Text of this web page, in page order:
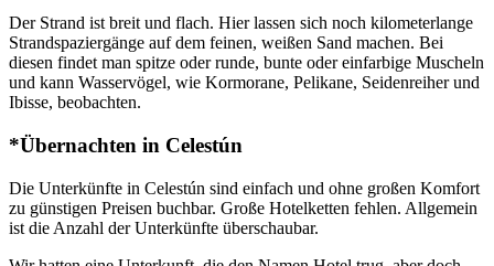
Der Strand ist breit und flach. Hier lassen sich noch kilometerlange
Strandspaziergänge auf dem feinen, weißen Sand machen. Bei
diesen findet man spitze oder runde, bunte oder einfarbige Muscheln
und kann Wasservögel, wie Kormorane, Pelikane, Seidenreiher und
Ibisse, beobachten.
*Übernachten in Celestún
Die Unterkünfte in Celestún sind einfach und ohne großen Komfort
zu günstigen Preisen buchbar. Große Hotelketten fehlen. Allgemein
ist die Anzahl der Unterkünfte überschaubar.